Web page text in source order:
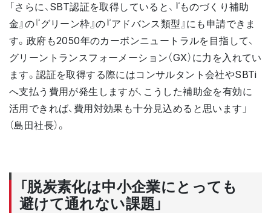
「さらに、SBT認証を取得していると、『ものづくり補助
金』の『グリーン枠』の『アドバンス類型』にも申請できま
す。政府も2050年のカーボンニュートラルを目指して、
グリーントランスフォーメーション（GX）に力を入れてい
ます。認証を取得する際にはコンサルタント会社やSBTi
へ支払う費用が発生しますが、こうした補助金を有効に
活用できれば、費用対効果も十分見込めると思います」
（島田社長）。
「脱炭素化は中小企業にとっても
避けて通れない課題」